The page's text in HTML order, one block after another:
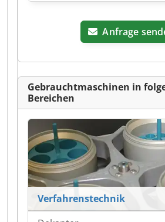
Anfrage
Gebrauchtmaschinen in
Bereichen
Verfahrenstechnik